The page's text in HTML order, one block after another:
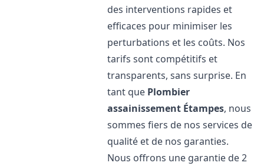
des interventions rapides et
efficaces pour minimiser les
perturbations et les coûts. Nos
tarifs sont compétitifs et
transparents, sans surprise. En
tant que Plombier
assainissement Étampes, nous
sommes fiers de nos services de
qualité et de nos garanties.
Nous offrons une garantie de 2